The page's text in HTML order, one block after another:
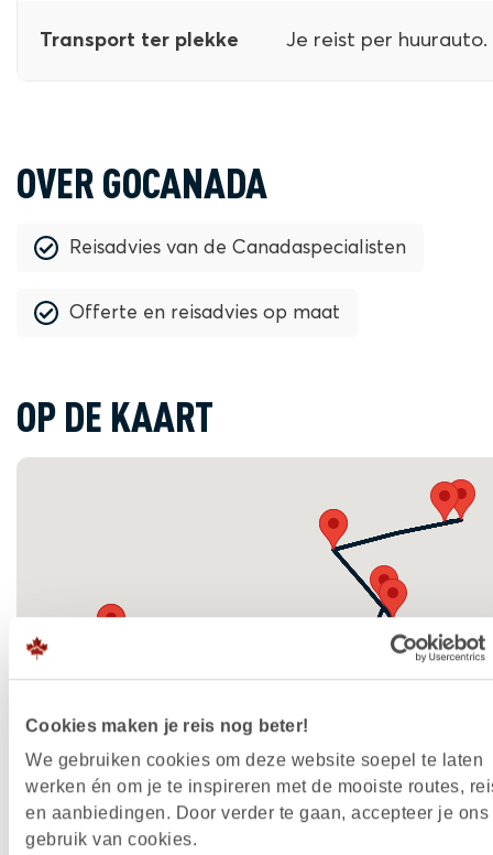
Cookies maken je reis nog beter!
We gebruiken cookies om deze website soepel te laten
werken én om je te inspireren met de mooiste routes,
en aanbiedingen. Door verder te gaan, accepteer je ons
gebruik van cookies.
Transport ter plekke Je reist per huurauto.
OVER GOCANADA
Reisadvies van de Canadaspecialisten
Offerte en reisadvies op maat
OP DE KAART